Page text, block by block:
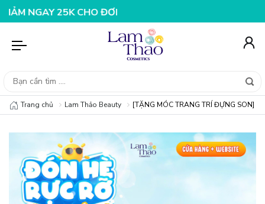
25K CHO ĐƠN HÀNG 99K
Trang chủ Lam Thảo Beauty [TẶNG MÓC TRANG TRÍ ĐỰNG SON]